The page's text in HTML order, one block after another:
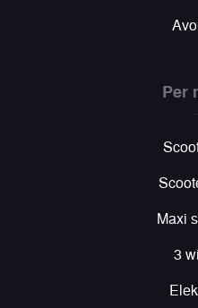
Per
Maxi
3